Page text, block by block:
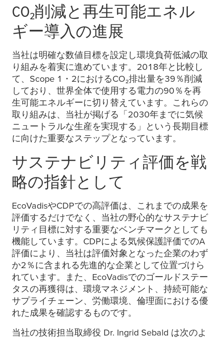
CO₂削減と再生可能エネル
ギー導入の進展
当社は明確な数値目標を設定し環境負荷低減の取
り組みを着実に進めています。2018年と比較し
て、Scope 1・2におけるCO₂排出量を39％削減
しており、世界全体で使用する電力の90％を再
生可能エネルギーに切り替えています。これらの
取り組みは、当社が掲げる「2030年までに気候
ニュートラルな生産を実現する」という長期目標
に向けた重要なステップとなっています。
サステナビリティ評価を戦
略の指針として
EcoVadisやCDPでの高評価は、これまでの成果を
評価するだけでなく、当社の野心的なサステナビ
リティ目標に対する重要なベンチマークとしても
機能しています。CDPによる気候保護評価でのA
評価により、当社は評価対象となった企業のわず
か2％に含まれる先進的な企業として位置づけら
れています。また、EcoVadisでのゴールドステー
タスの再獲得は、環境マネジメント、持続可能な
サプライチェーン、労働環境、倫理面における優
れた成果を確認するものです。
当社の技術担当取締役 Dr. Ingrid Sebald は次のよ